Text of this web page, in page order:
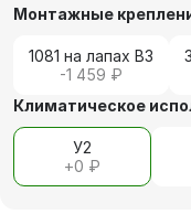
Монтажные
1081 на лапах В3
-1 459 ₽
Климатическое
У2
+0 ₽